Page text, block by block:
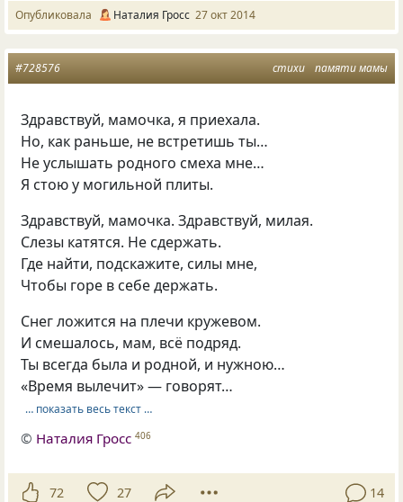
Опубликовала Наталия Гросс 27 окт 2014
стихи памяти мамы
#728576
Здравствуй, мамочка, я приехала.
Но, как раньше, не встретишь ты…
Не услышать родного смеха мне…
Я стою у могильной плиты.
Здравствуй, мамочка. Здравствуй, милая.
Слезы катятся. Не сдержать.
Где найти, подскажите, силы мне,
Чтобы горе в себе держать.
Снег ложится на плечи кружевом.
И смешалось, мам, всё подряд.
Ты всегда была и родной, и нужною…
«Время вылечит» — говорят…
… показать весь текст …
© Наталия Гросс 406
72 27 14